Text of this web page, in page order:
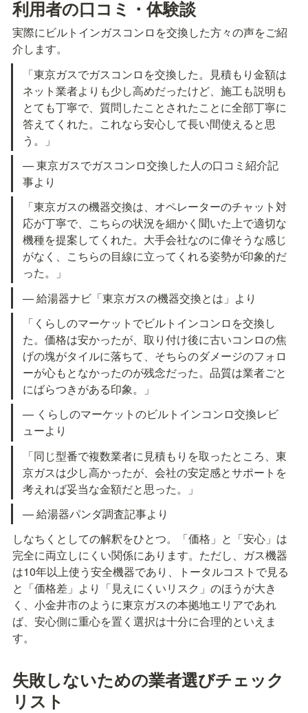
利用者の口コミ・体験談
実際にビルトインガスコンロを交換した方々の声をご紹
介します。
「東京ガスでガスコンロを交換した。見積もり金額は
ネット業者よりも少し高めだったけど、施工も説明も
とても丁寧で、質問したことされたことに全部丁寧に
答えてくれた。これなら安心して長い間使えると思
う。」
— 東京ガスでガスコンロ交換した人の口コミ紹介記
事より
「東京ガスの機器交換は、オペレーターのチャット対
応が丁寧で、こちらの状況を細かく聞いた上で適切な
機種を提案してくれた。大手会社なのに偉そうな感じ
がなく、こちらの目線に立ってくれる姿勢が印象的だ
った。」
— 給湯器ナビ「東京ガスの機器交換とは」より
「くらしのマーケットでビルトインコンロを交換し
た。価格は安かったが、取り付け後に古いコンロの焦
げの塊がタイルに落ちて、そちらのダメージのフォロ
ーが心もとなかったのが残念だった。品質は業者ごと
にばらつきがある印象。」
— くらしのマーケットのビルトインコンロ交換レビ
ューより
「同じ型番で複数業者に見積もりを取ったところ、東
京ガスは少し高かったが、会社の安定感とサポートを
考えれば妥当な金額だと思った。」
— 給湯器パンダ調査記事より
しなちくとしての解釈をひとつ。「価格」と「安心」は
完全に両立しにくい関係にあります。ただし、ガス機器
は10年以上使う安全機器であり、トータルコストで見る
と「価格差」より「見えにくいリスク」のほうが大き
く、小金井市のように東京ガスの本拠地エリアであれ
ば、安心側に重心を置く選択は十分に合理的といえま
す。
失敗しないための業者選びチェック
リスト